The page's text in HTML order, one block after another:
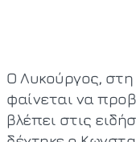
Ο Λυκούργος, στη
φαίνεται να
βλέπει στις